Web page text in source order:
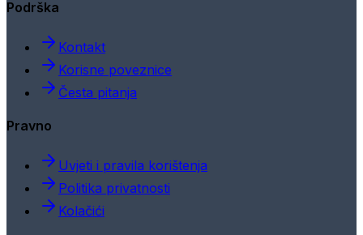
Podrška
Kontakt
Korisne poveznice
Česta pitanja
Pravno
Uvjeti i pravila korištenja
Politika privatnosti
Kolačići